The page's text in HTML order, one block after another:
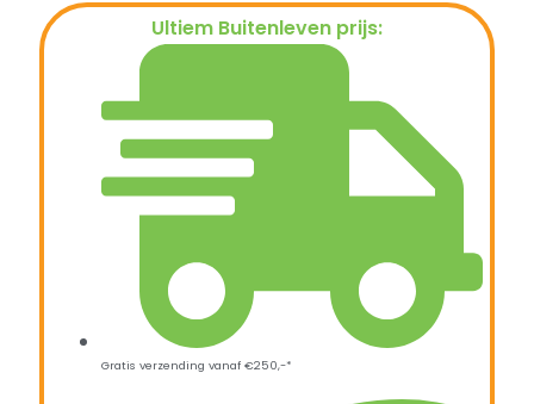
Ultiem Buitenleven prijs:
Gratis verzending vanaf €250,-*